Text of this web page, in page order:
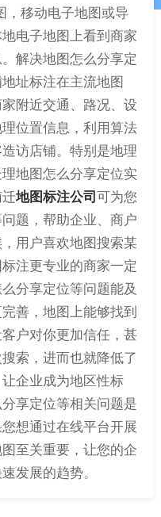
，移动电子地图或导
电子地图上看到商家
解决地图怎么分享定
址标注在主流地图
附近交通、路况、设
位置信息，利用算法
访店铺。特别是地理
地图怎么分享定位实
地图标注公司可为您
题，帮助企业、商户
用户喜欢地图搜索某
注更专业的商家一定
分享定位等问题能及
善，地图上能够找到
户对你更加信任，甚
索，进而也就降低了
企业成为地区性标
享定位等相关问题是
想通过在线平台开展
至关重要，让您的企
发展的趋势。